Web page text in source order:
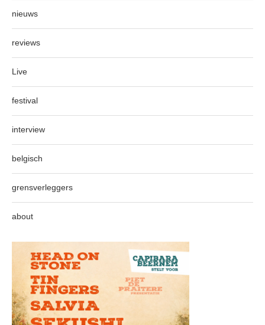
nieuws
reviews
Live
festival
interview
belgisch
grensverleggers
about